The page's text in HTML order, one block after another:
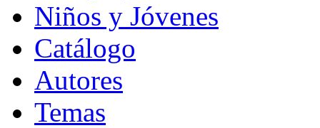
Niños y Jóvenes
Catálogo
Autores
Temas